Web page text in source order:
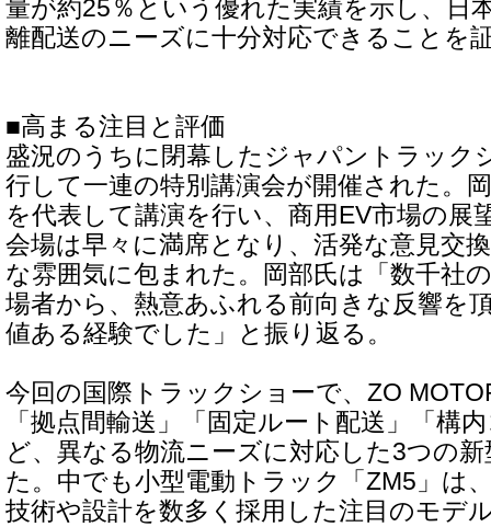
量が約25％という優れた実績を示し、日
離配送のニーズに十分対応できることを
■高まる注目と評価
盛況のうちに閉幕したジャパントラック
行して一連の特別講演会が開催された。
を代表して講演を行い、商用EV市場の展
会場は早々に満席となり、活発な意見交
な雰囲気に包まれた。岡部氏は「数千社
場者から、熱意あふれる前向きな反響を
値ある経験でした」と振り返る。
今回の国際トラックショーで、ZO
「拠点間輸送」「固定ルート配送」「構
ど、異なる物流ニーズに対応した3つの
た。中でも小型電動トラック「ZM5」は
技術や設計を数多く採用した注目のモデ